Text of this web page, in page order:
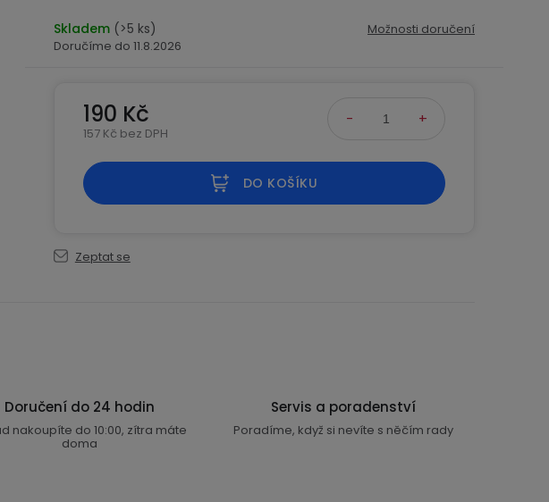
Skladem (>5 ks)
11.8.2026
Možnosti doručení
190 Kč
157 Kč bez DPH
DO KOŠÍKU
Zeptat se
Doručení do 24 hodin
nakoupíte do 10:00, zítra máte
doma
Servis a poradenství
Poradíme, když si nevíte s něčím rady